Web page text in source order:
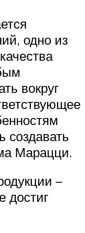
одно из
вокруг
создавать
Марацци.
–
достиг